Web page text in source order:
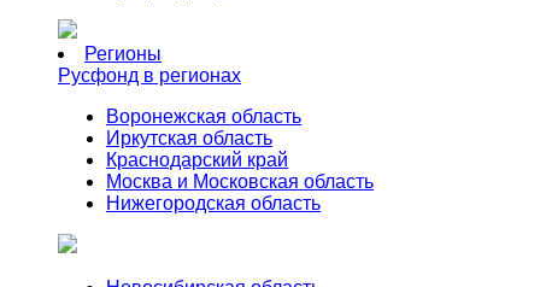
Регионы
Русфонд в регионах
Воронежская область
Иркутская область
Краснодарский край
Москва и Московская область
Нижегородская область